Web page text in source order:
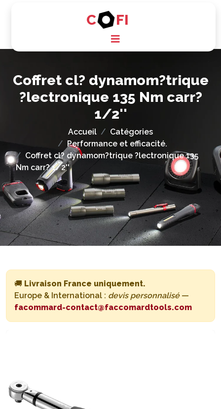
C FI
Coffret cl? dynamom?trique
?lectronique 135 Nm carr?
1/2''
Accueil
Catégories
Performance et efficacité.
Coffret cl? dynamom?trique ?lectronique 135
Nm carr? 1/2''
🚚 Livraison France uniquement.
Europe & International : devis personnalisé—
facommard-contact@faccomardtools.com